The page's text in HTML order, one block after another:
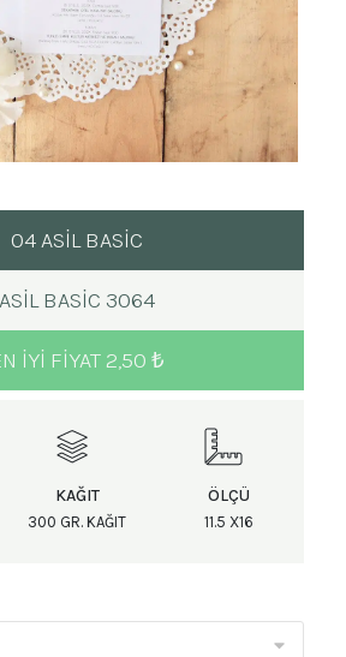
04 ASİL BASİC
ASIL BASIC 3064
IYI FIYAT 2,50 ₺
KAĞIT
300 GR. KAĞIT
ÖLÇÜ
11.5 X16